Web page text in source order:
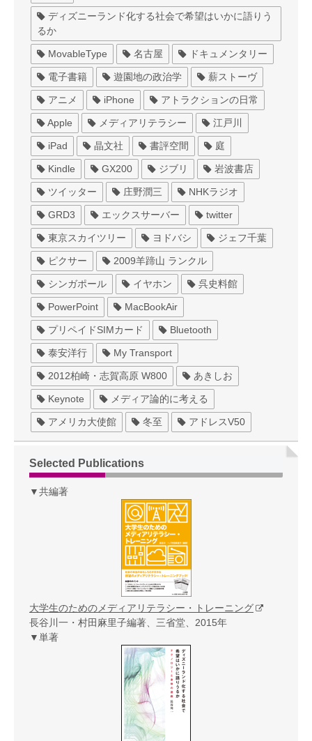
ディズニーランド化する社会で希望はいかに語りう
るか
MovableType 名古屋 ドキュメンタリー
電子書籍 遊園地の政治学 薪ストーヴ
アニメ iPhone アトラクションの日常
Apple メディアリテラシー 江戸川
iPad 晶文社 書評空間 庭
Kindle GX200 ジブリ 岩波書店
ツイッター 庄野潤三 NHKラジオ
GRD3 エックスサーバー twitter
東京スカイツリー ヨドバシ ジェフ千葉
ピクサー 2009羊蹄山 ランクル
シンガポール イヤホン 呉史料館
PowerPoint MacBookAir
プリペイドSIMカード Bluetooth
泰安洋行 My Transport
2012柏崎・志賀高原 W800 あきしお
Keynote メディア論的に考える
アメリカ大使館 冬至 アドレスV50
Selected Publications
▼共編著
大学生のためのメディアリテラシー・トレーニング
長谷川一・村田麻里子編著、三省堂、2015年
▼単著